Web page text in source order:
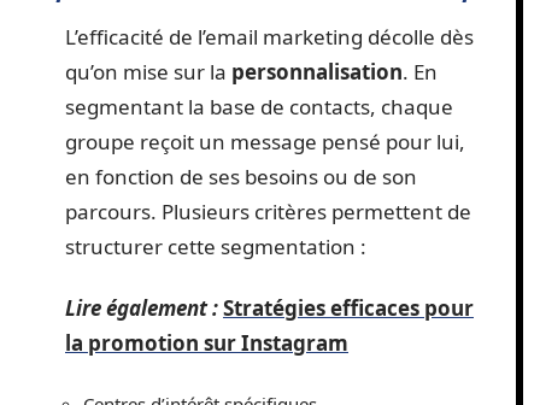
L’efficacité de l’email marketing décolle dès
qu’on mise sur la personnalisation. En
segmentant la base de contacts, chaque
groupe reçoit un message pensé pour lui,
en fonction de ses besoins ou de son
parcours. Plusieurs critères permettent de
structurer cette segmentation :
Lire également :Stratégies efficaces pour
la promotion sur Instagram